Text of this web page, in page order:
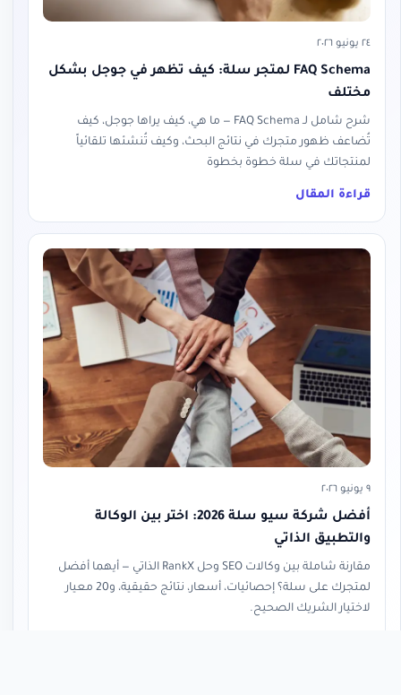
٢٤ يونيو ٢٠٢٦
FAQ Schema لمتجر سلة: كيف تظهر في جوجل بشكل
مختلف
شرح شامل لـ FAQ Schema — ما هي، كيف يراها جوجل، كيف
تُضاعف ظهور متجرك في نتائج البحث، وكيف تُنشئها تلقائياً
لمنتجاتك في سلة خطوة بخطوة
قراءة المقال
٩ يونيو ٢٠٢٦
أفضل شركة سيو سلة 2026: اختر بين الوكالة
والتطبيق الذاتي
مقارنة شاملة بين وكالات SEO وحل RankX الذاتي — أيهما أفضل
لمتجرك على سلة؟ إحصائيات، أسعار، نتائج حقيقية، و20 معيار
لاختيار الشريك الصحيح.